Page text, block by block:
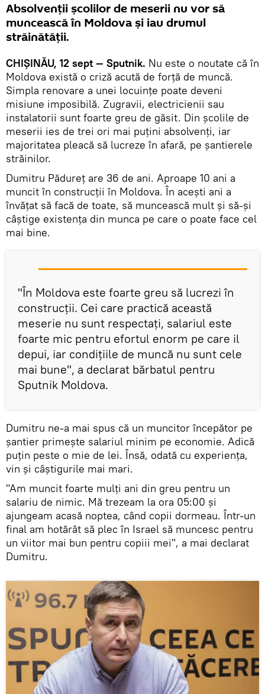
Absolvenții școlilor de meserii nu vor să
muncească în Moldova și iau drumul
străinătății.
CHIȘINĂU, 12 sept — Sputnik. Nu este o noutate că în
Moldova există o criză acută de forță de muncă.
Simpla renovare a unei locuințe poate deveni
misiune imposibilă. Zugravii, electricienii sau
instalatorii sunt foarte greu de găsit. Din şcolile de
meserii ies de trei ori mai puţini absolvenţi, iar
majoritatea pleacă să lucreze în afară, pe şantierele
străinilor.
Dumitru Pădureț are 36 de ani. Aproape 10 ani a
muncit în construcții în Moldova. În acești ani a
învățat să facă de toate, să muncească mult și să-și
câștige existența din munca pe care o poate face cel
mai bine.
"În Moldova este foarte greu să lucrezi în
construcții. Cei care practică această
meserie nu sunt respectați, salariul este
foarte mic pentru efortul enorm pe care il
depui, iar condițiile de muncă nu sunt cele
mai bune", a declarat bărbatul pentru
Sputnik Moldova.
Dumitru ne-a mai spus că un muncitor începător pe
șantier primește salariul minim pe economie. Adică
puţin peste o mie de lei. Însă, odată cu experienţa,
vin şi câștigurile mai mari.
"Am muncit foarte mulți ani din greu pentru un
salariu de nimic. Mă trezeam la ora 05:00 și
ajungeam acasă noptea, când copii dormeau. Într-un
final am hotărât să plec în Israel să muncesc pentru
un viitor mai bun pentru copiii mei", a mai declarat
Dumitru.